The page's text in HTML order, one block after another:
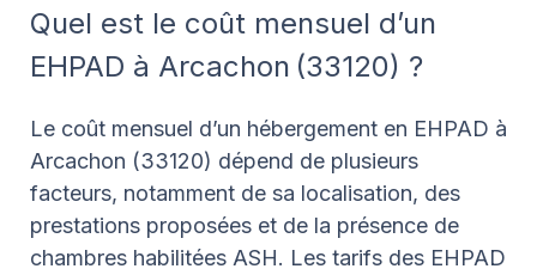
Quel est le coût mensuel d’un
EHPAD à Arcachon (33120) ?
Le coût mensuel d’un hébergement en EHPAD à
Arcachon (33120) dépend de plusieurs
facteurs, notamment de sa localisation, des
prestations proposées et de la présence de
chambres habilitées ASH. Les tarifs des EHPAD